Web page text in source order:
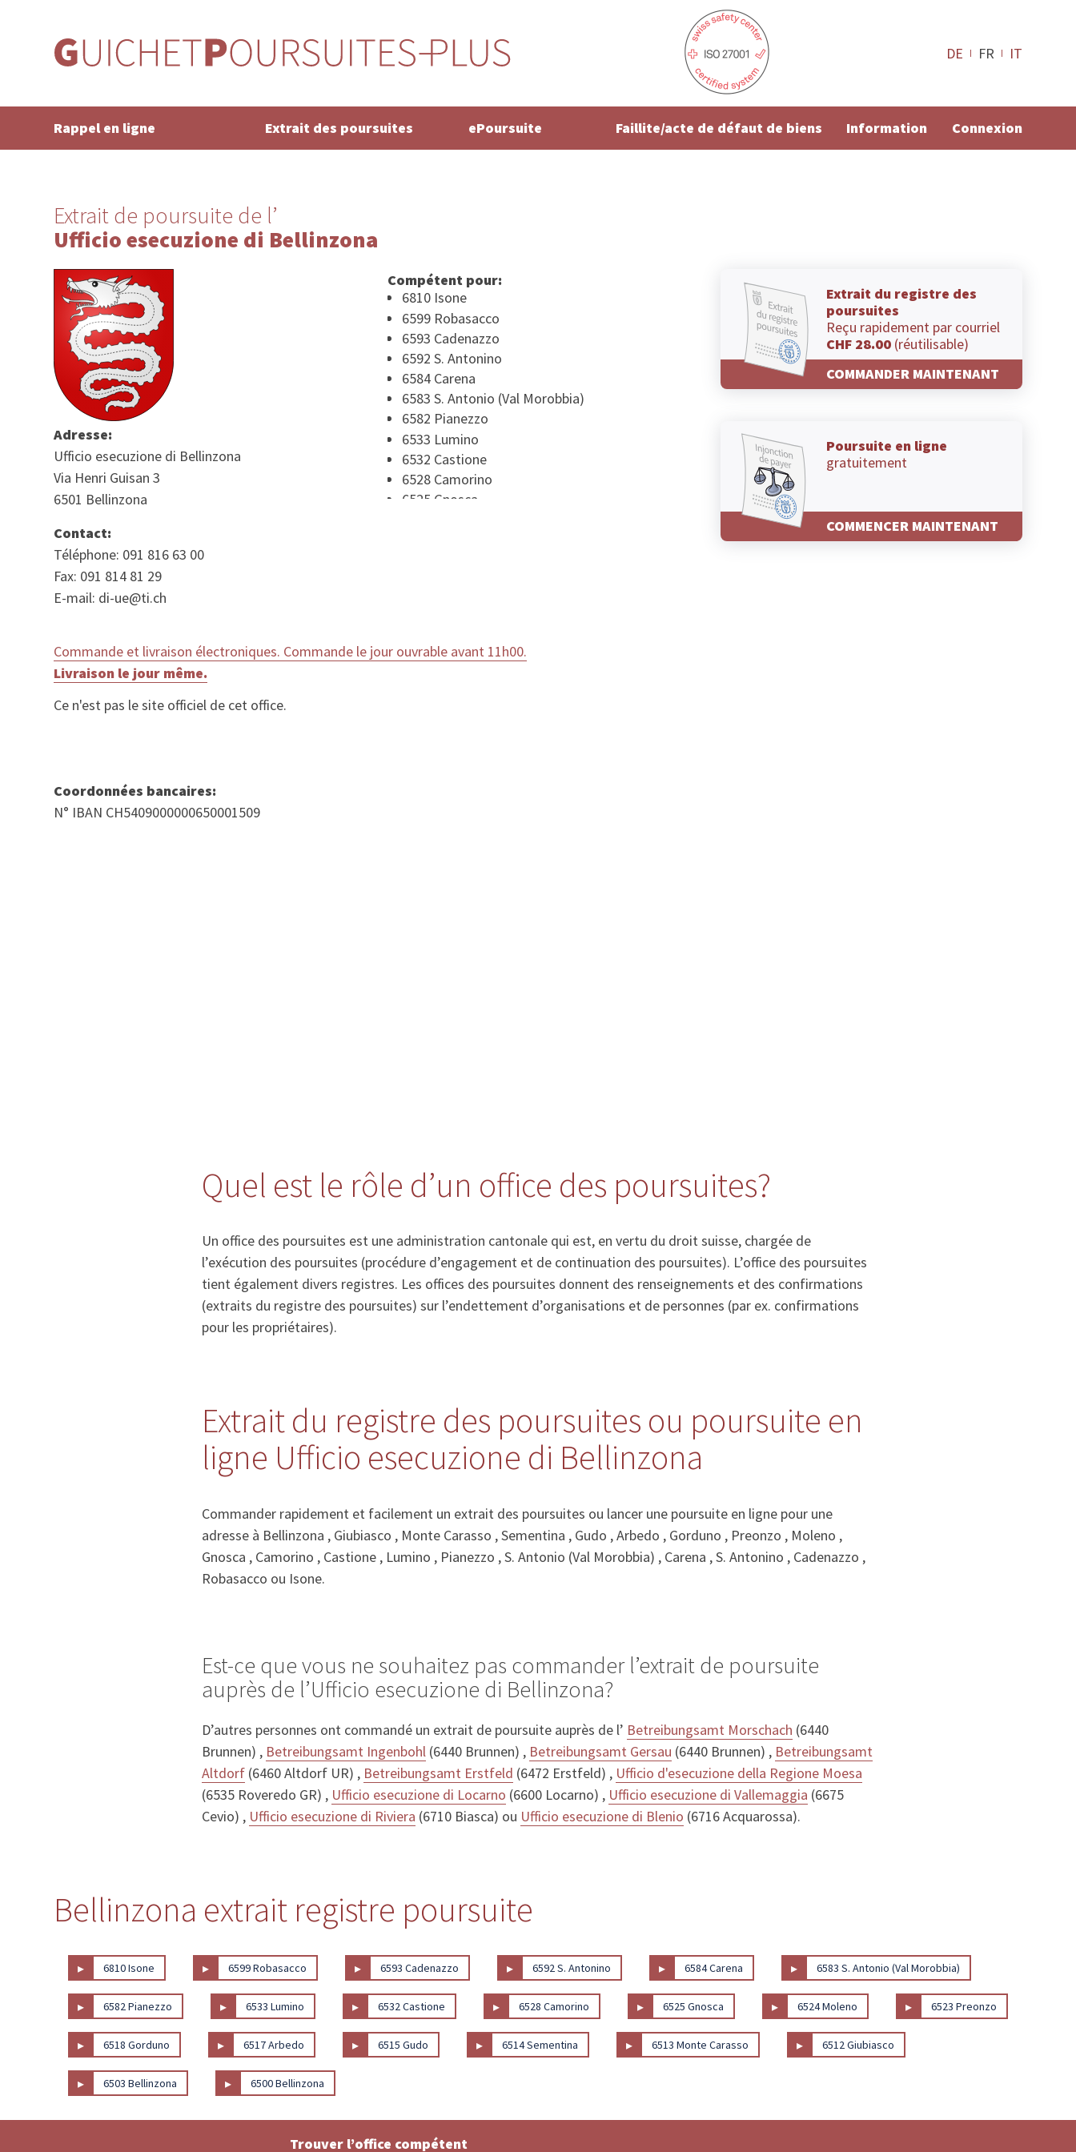
DE FR IT
Rappel en ligne Extrait des poursuites ePoursuite Faillite/acte de défaut de biens Information Connexion
Extrait de poursuite de l’
Ufficio esecuzione di Bellinzona
Adresse:
Ufficio esecuzione di Bellinzona
Via Henri Guisan 3
6501 Bellinzona
Contact:
Téléphone: 091 816 63 00
Fax: 091 814 81 29
E-mail: di-ue@ti.ch
Compétent pour:
6810 Isone
6599 Robasacco
6593 Cadenazzo
6592 S. Antonino
6584 Carena
6583 S. Antonio (Val Morobbia)
6582 Pianezzo
6533 Lumino
6532 Castione
6528 Camorino
6525 Gnosca
6512 Giubiasco
Commande et livraison électroniques. Commande le jour ouvrable avant 11h00.
Livraison le jour même.
Extrait du registre des
poursuites
Reçu rapidement par courriel
CHF 28.00 (réutilisable)
COMMANDER MAINTENANT
Poursuite en ligne
gratuitement
COMMENCER MAINTENANT
Ce n'est pas le site officiel de cet office.
Coordonnées bancaires:
N° IBAN CH5409000000650001509
Quel est le rôle d’un office des poursuites?
Un office des poursuites est une administration cantonale qui est, en vertu du droit suisse, chargée de
l’exécution des poursuites (procédure d’engagement et de continuation des poursuites). L’office des poursuites
tient également divers registres. Les offices des poursuites donnent des renseignements et des confirmations
(extraits du registre des poursuites) sur l’endettement d’organisations et de personnes (par ex. confirmations
pour les propriétaires).
Extrait du registre des poursuites ou poursuite en
ligne Ufficio esecuzione di Bellinzona
Commander rapidement et facilement un extrait des poursuites ou lancer une poursuite en ligne pour une
adresse à Bellinzona , Giubiasco , Monte Carasso , Sementina , Gudo , Arbedo , Gorduno , Preonzo , Moleno ,
Gnosca , Camorino , Castione , Lumino , Pianezzo , S. Antonio (Val Morobbia) , Carena , S. Antonino , Cadenazzo ,
Robasacco ou Isone.
Est-ce que vous ne souhaitez pas commander l’extrait de poursuite
auprès de l’Ufficio esecuzione di Bellinzona?
D’autres personnes ont commandé un extrait de poursuite auprès de l’ Betreibungsamt Morschach (6440
Brunnen) , Betreibungsamt Ingenbohl (6440 Brunnen) , Betreibungsamt Gersau (6440 Brunnen) , Betreibungsamt
Altdorf (6460 Altdorf UR) , Betreibungsamt Erstfeld (6472 Erstfeld) , Ufficio d'esecuzione della Regione Moesa
(6535 Roveredo GR) , Ufficio esecuzione di Locarno (6600 Locarno) , Ufficio esecuzione di Vallemaggia (6675
Cevio) , Ufficio esecuzione di Riviera (6710 Biasca) ou Ufficio esecuzione di Blenio (6716 Acquarossa).
Bellinzona extrait registre poursuite
▸ 6810 Isone ▸ 6599 Robasacco ▸ 6593 Cadenazzo ▸ 6592 S. Antonino ▸ 6584 Carena ▸ 6583 S. Antonio (Val Morobbia)
▸ 6582 Pianezzo ▸ 6533 Lumino ▸ 6532 Castione ▸ 6528 Camorino ▸ 6525 Gnosca ▸ 6524 Moleno ▸ 6523 Preonzo
▸ 6518 Gorduno ▸ 6517 Arbedo ▸ 6515 Gudo ▸ 6514 Sementina ▸ 6513 Monte Carasso ▸ 6512 Giubiasco
▸ 6503 Bellinzona ▸ 6500 Bellinzona
Trouver l’office compétent